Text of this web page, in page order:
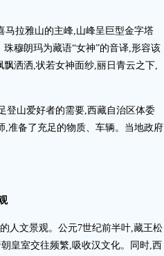
马拉雅山的主峰,山峰呈巨型金字塔
穆朗玛为藏语“女神”的音译,形容该
洒洒,状若女神面纱,丽日青云之下,
登山爱好者的需要,西藏自治区体委
,准备了充足的物质、车辆。当地政府
人文景观。公元7世纪前半叶,藏王松
皇室交往频繁,吸收汉文化。同时,西